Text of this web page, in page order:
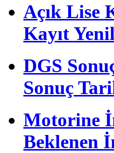
Açık Lise
Kayıt
DGS
Sonuç
Motorine
Beklenen